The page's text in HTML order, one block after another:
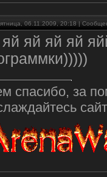
06.11.2009, 20:18 |
яй яй яй
спасибо, за